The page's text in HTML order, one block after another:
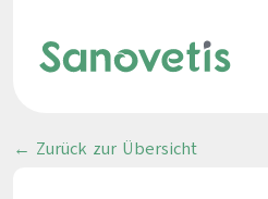
← Zurück zur Übersicht